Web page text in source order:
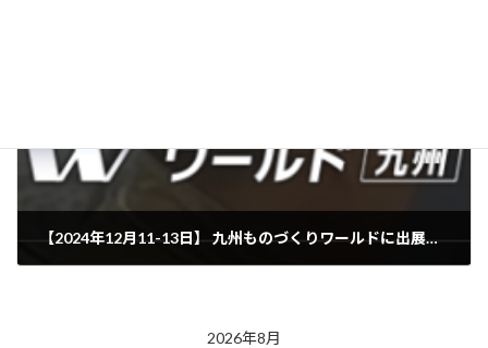
【2024年12月11-13日】 九州ものづくりワールドに出展します！ 小間番号【8-35】
2026年8月